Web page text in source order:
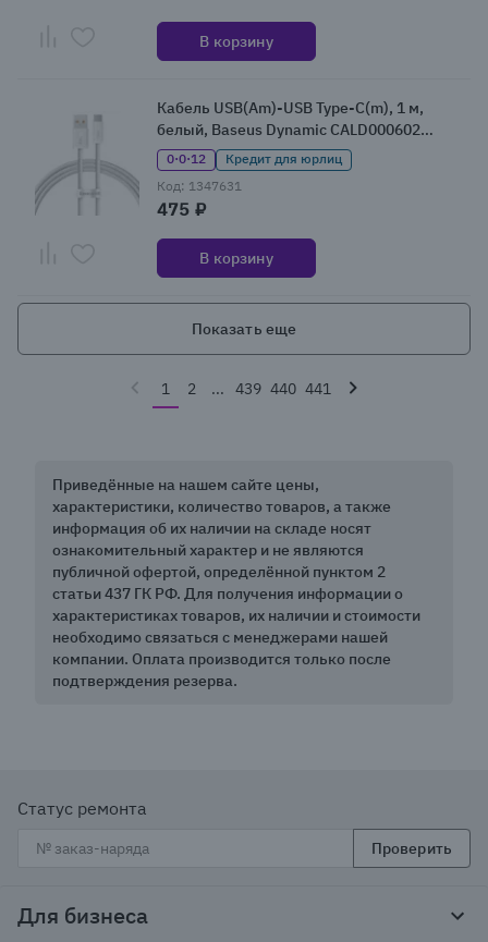
В корзину
Кабель USB(Am)-USB Type-C(m), 1 м,
белый, Baseus Dynamic CALD000602
(CALD000602)
0·0·12
Кредит для юрлиц
Код: 1347631
475 ₽
В корзину
Показать еще
1 2 ... 439 440 441
Приведённые на нашем сайте цены,
характеристики, количество товаров, а также
информация об их наличии на складе носят
ознакомительный характер и не являются
публичной офертой, определённой пунктом 2
статьи 437 ГК РФ. Для получения информации о
характеристиках товаров, их наличии и стоимости
необходимо связаться с менеджерами нашей
компании. Оплата производится только после
подтверждения резерва.
Статус ремонта
Проверить
Для бизнеса